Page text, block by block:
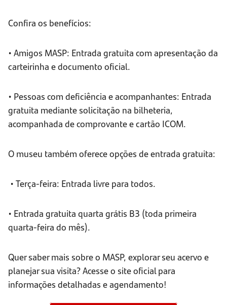
Confira os benefícios:
• Amigos MASP: Entrada gratuita com apresentação da
carteirinha e documento oficial.
• Pessoas com deficiência e acompanhantes: Entrada
gratuita mediante solicitação na bilheteria,
acompanhada de comprovante e cartão ICOM.
O museu também oferece opções de entrada gratuita:
• Terça-feira: Entrada livre para todos.
• Entrada gratuita quarta grátis B3 (toda primeira
quarta-feira do mês).
Quer saber mais sobre o MASP, explorar seu acervo e
planejar sua visita? Acesse o site oficial para
informações detalhadas e agendamento!